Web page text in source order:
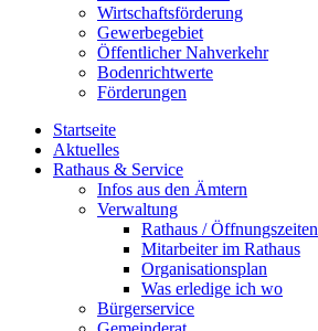
Wirtschaftsförderung
Gewerbegebiet
Öffentlicher Nahverkehr
Bodenrichtwerte
Förderungen
Startseite
Aktuelles
Rathaus & Service
Infos aus den Ämtern
Verwaltung
Rathaus / Öffnungszeiten
Mitarbeiter im Rathaus
Organisationsplan
Was erledige ich wo
Bürgerservice